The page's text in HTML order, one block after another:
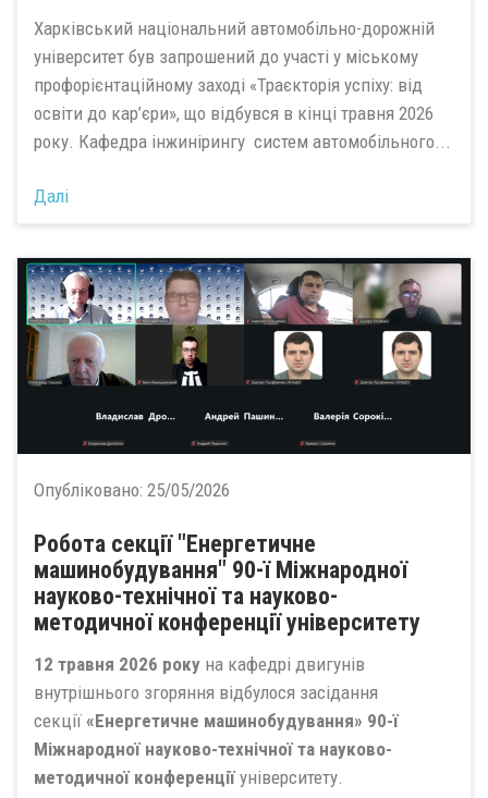
Харківський національний автомобільно-дорожній
університет був запрошений до участі у міському
профорієнтаційному заході «Траєкторія успіху: від
освіти до кар’єри», що відбувся в кінці травня 2026
року. Кафедра інжинірингу систем автомобільного...
Далі
Опубліковано: 25/05/2026
Робота секції "Енергетичне
машинобудування" 90-ї Міжнародної
науково-технічної та науково-
методичної конференції університету
12 травня 2026 року на кафедрі двигунів
внутрішнього згоряння відбулося засідання
секції «Енергетичне машинобудування» 90-ї
Міжнародної науково-технічної та науково-
методичної конференції університету.